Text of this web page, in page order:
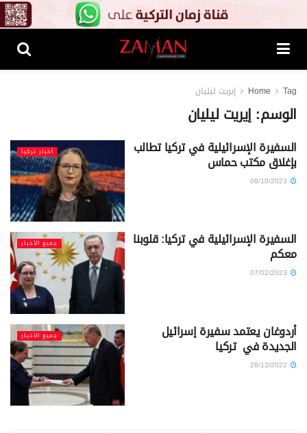
Home Tag إيريت ليليان
الوسم:إيريت ليليان
أخبار تركيا السفيرة الإسرائيلية في تركيا تطالب
بإغلاق مكتب حماس
جميع الأخبار السفيرة الإسرائيلية في تركيا: قلوبنا
معكم
جميع الأخبار أردوغان يعتمد سفيرة إسرائيل
الجديدة في تركيا